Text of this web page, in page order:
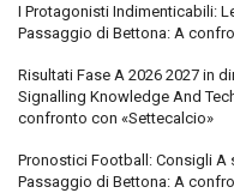
I Protagonisti Indimenticabili:
Passaggio di Bettona: A
Risultati Fase A 2026 2027 in
Signalling Knowledge And
confronto con «Settecalcio»
Pronostici Football: Consigli
Passaggio di Bettona: A